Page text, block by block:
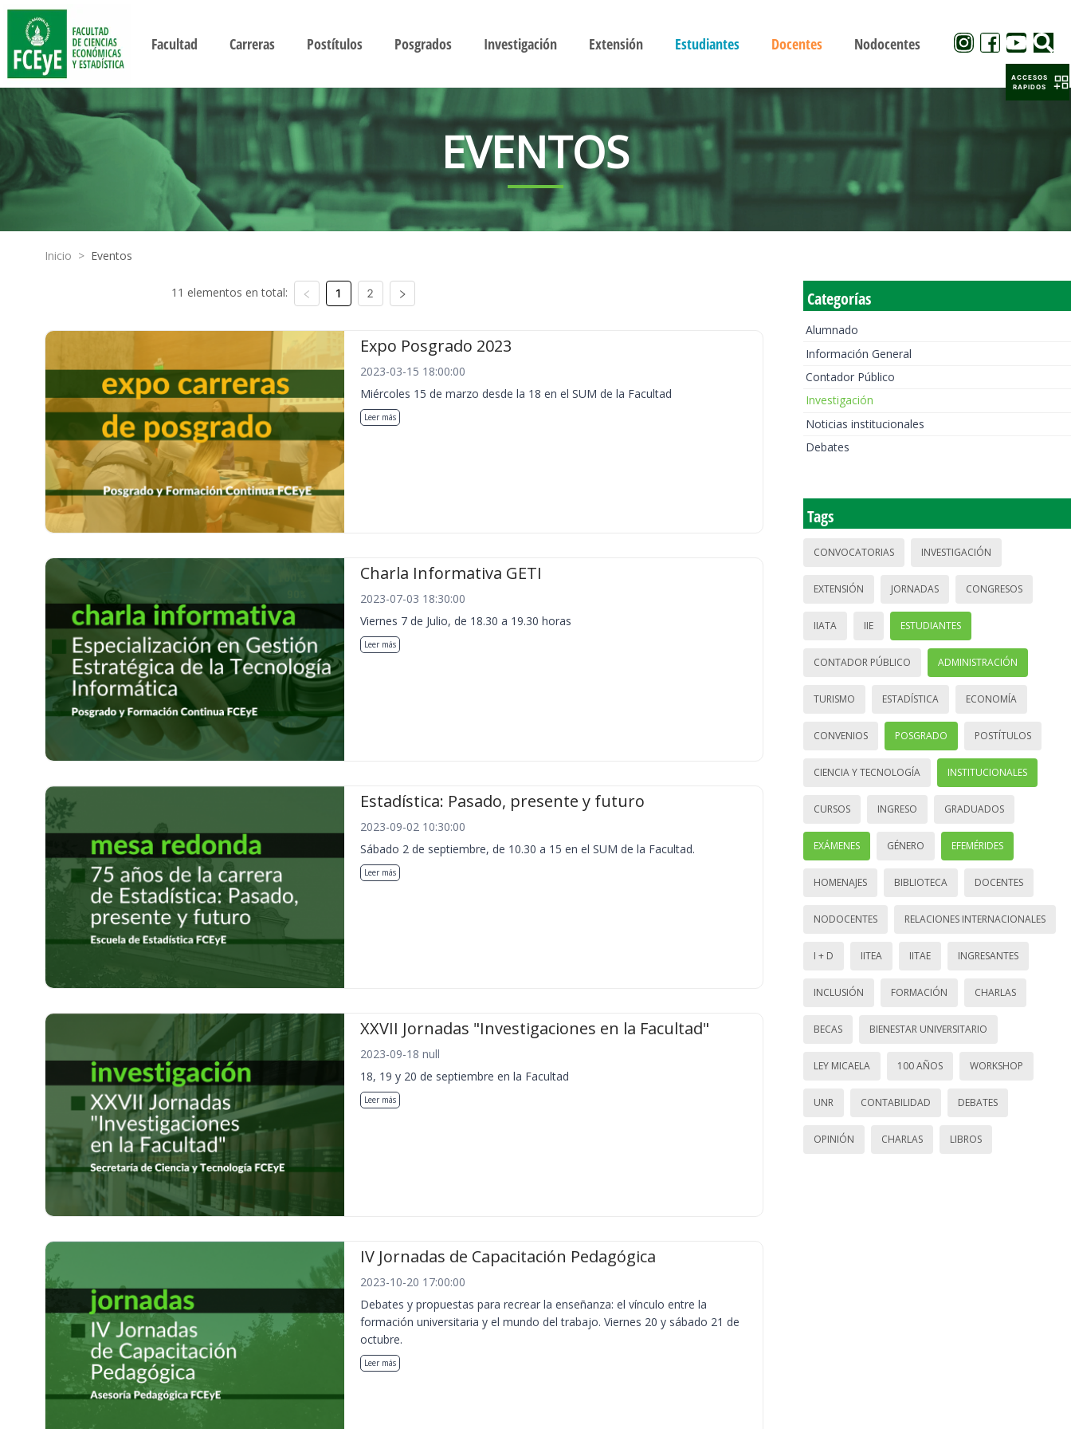
Facultad Carreras Postítulos Posgrados Investigación Extensión Estudiantes Docentes Nodocentes
EVENTOS
Inicio > Eventos
11 elementos en total: 1 2
Expo Posgrado 2023
2023-03-15 18:00:00
Miércoles 15 de marzo desde la 18 en el SUM de la Facultad
Leer más
Charla Informativa GETI
2023-07-03 18:30:00
Viernes 7 de Julio, de 18.30 a 19.30 horas
Leer más
Estadística: Pasado, presente y futuro
2023-09-02 10:30:00
Sábado 2 de septiembre, de 10.30 a 15 en el SUM de la Facultad.
Leer más
XXVII Jornadas "Investigaciones en la Facultad"
2023-09-18 null
18, 19 y 20 de septiembre en la Facultad
Leer más
IV Jornadas de Capacitación Pedagógica
2023-10-20 17:00:00
Debates y propuestas para recrear la enseñanza: el vínculo entre la
formación universitaria y el mundo del trabajo. Viernes 20 y sábado 21 de
octubre.
Leer más
Categorías
Alumnado
Información General
Contador Público
Investigación
Noticias institucionales
Debates
Tags
CONVOCATORIAS INVESTIGACIÓN
EXTENSIÓN JORNADAS CONGRESOS
IIATA IIE ESTUDIANTES
CONTADOR PÚBLICO ADMINISTRACIÓN
TURISMO ESTADÍSTICA ECONOMÍA
CONVENIOS POSGRADO POSTÍTULOS
CIENCIA Y TECNOLOGÍA INSTITUCIONALES
CURSOS INGRESO GRADUADOS
EXÁMENES GÉNERO EFEMÉRIDES
HOMENAJES BIBLIOTECA DOCENTES
NODOCENTES RELACIONES INTERNACIONALES
I + D IITEA IITAE INGRESANTES
INCLUSIÓN FORMACIÓN CHARLAS
BECAS BIENESTAR UNIVERSITARIO
LEY MICAELA 100 AÑOS WORKSHOP
UNR CONTABILIDAD DEBATES
OPINIÓN CHARLAS LIBROS
ACCESOS
RAPIDOS